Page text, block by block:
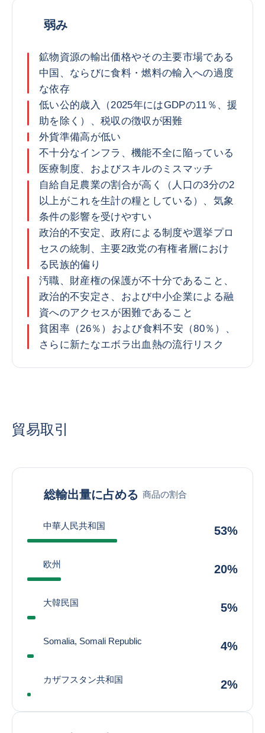
弱み
鉱物資源の輸出価格やその主要市場である
中国、ならびに食料・燃料の輸入への過度
な依存
低い公的歳入（2025年にはGDPの11％、援
助を除く）、税収の徴収が困難
外貨準備高が低い
不十分なインフラ、機能不全に陥っている
医療制度、およびスキルのミスマッチ
自給自足農業の割合が高く（人口の3分の2
以上がこれを生計の糧としている）、気象
条件の影響を受けやすい
政治的不安定、政府による制度や選挙プロ
セスの統制、主要2政党の有権者層におけ
る民族的偏り
汚職、財産権の保護が不十分であること、
政治的不安定さ、および中小企業による融
資へのアクセスが困難であること
貧困率（26％）および食料不安（80％）、
さらに新たなエボラ出血熱の流行リスク
貿易取引
総輸出量に占める 商品の割合
中華人民共和国 53%
欧州 20%
大韓民国 5%
Somalia, Somali Republic 4%
カザフスタン共和国 2%